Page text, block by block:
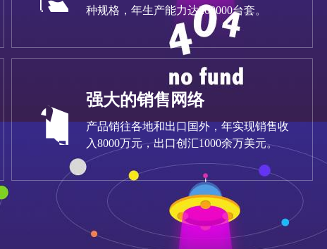
种规格，年生产能力达200000台套。
强大的销售网络
产品销往各地和出口国外，年实现销售收
入8000万元，出口创汇1000余万美元。